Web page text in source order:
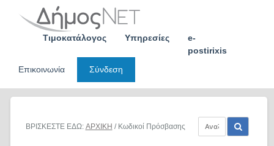
Τιμοκατάλογος Υπηρεσίες
e-
postirixis
Επικοινωνία
Σύνδεση
ΒΡΙΣΚΕΣΤΕ ΕΔΩ: ΑΡΧΙΚΗ / Κωδικοί Πρόσβασης